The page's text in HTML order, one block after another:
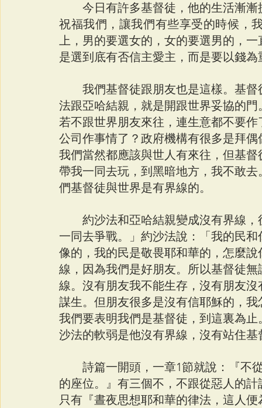
今日有許多基督徒，他的生活漸漸
祝福我們，讓我們有些享受的時候，
上，男的要選女的，女的要選男的，
是選到底有否信主愛主，而是要以錢為
我們基督徒跟朋友也是這樣。基督
法跟亞哈結親，就是開跟世界妥協的
若不跟世界朋友來往，連生意都不要
公司作事情了？政府機構有很多是拜
我們當然都應該與世人有來往，但基
帶我一同去玩，到黑暗地方，我不敢
們基督徒與世界是有界線的。
約沙法和亞哈結親變成沒有界線，
一同去爭戰。」約沙法說：「我的民
像的，我的民是敬畏耶和華的，怎麼
線，因為我們是好朋友。所以基督徒
線。沒有朋友我不能生存，沒有朋友
謀生。但朋友很多是沒有信耶穌的，
我們要表明我們是基督徒，到這裏為
沙法的軟弱是他沒有界線，沒有站住
詩篇一開頭，一章1節就說：『不
的座位。』有三個不，不跟從惡人的
只有『晝夜思想耶和華的律法，這人